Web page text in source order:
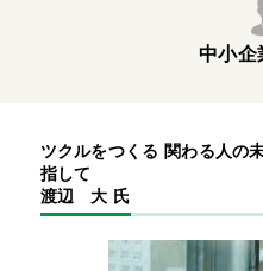
中小企
ツクルをつくる 関わる人の
指して
渡辺 大 氏